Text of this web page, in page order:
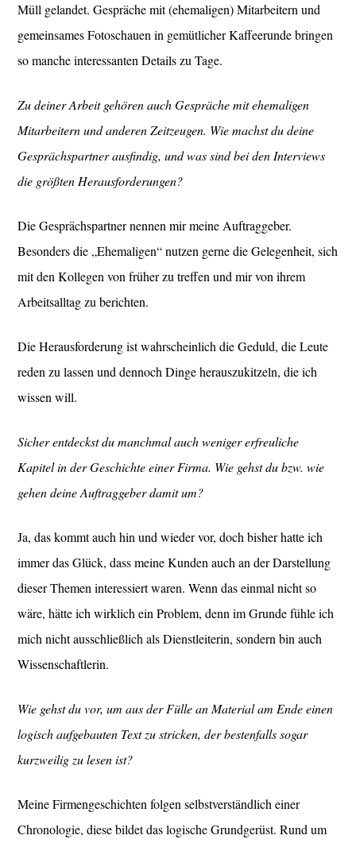
Müll gelandet. Gespräche mit (ehemaligen) Mitarbeitern und
gemeinsames Fotoschauen in gemütlicher Kaffeerunde bringen
so manche interessanten Details zu Tage.
Zu deiner Arbeit gehören auch Gespräche mit ehemaligen
Mitarbeitern und anderen Zeitzeugen. Wie machst du deine
Gesprächspartner ausfindig, und was sind bei den Interviews
die größten Herausforderungen?
Die Gesprächspartner nennen mir meine Auftraggeber.
Besonders die „Ehemaligen“ nutzen gerne die Gelegenheit, sich
mit den Kollegen von früher zu treffen und mir von ihrem
Arbeitsalltag zu berichten.
Die Herausforderung ist wahrscheinlich die Geduld, die Leute
reden zu lassen und dennoch Dinge herauszukitzeln, die ich
wissen will.
Sicher entdeckst du manchmal auch weniger erfreuliche
Kapitel in der Geschichte einer Firma. Wie gehst du bzw. wie
gehen deine Auftraggeber damit um?
Ja, das kommt auch hin und wieder vor, doch bisher hatte ich
immer das Glück, dass meine Kunden auch an der Darstellung
dieser Themen interessiert waren. Wenn das einmal nicht so
wäre, hätte ich wirklich ein Problem, denn im Grunde fühle ich
mich nicht ausschließlich als Dienstleiterin, sondern bin auch
Wissenschaftlerin.
Wie gehst du vor, um aus der Fülle an Material am Ende einen
logisch aufgebauten Text zu stricken, der bestenfalls sogar
kurzweilig zu lesen ist?
Meine Firmengeschichten folgen selbstverständlich einer
Chronologie, diese bildet das logische Grundgerüst. Rund um